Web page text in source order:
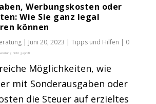
Werbungskosten oder
Wie Sie ganz legal
können
| Juni 20, 2023 |Tipps und Hilfen | 0
Möglichkeiten, wie
mit Sonderausgaben oder
die Steuer auf erzieltes